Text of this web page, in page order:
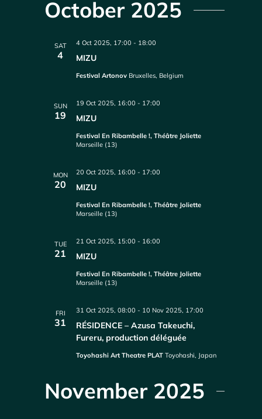
October 2025
SAT
4 MIZU
4 Oct 2025, 17:00 - 18:00
Festival Artonov Bruxelles, Belgium
SUN
19 MIZU
19 Oct 2025, 16:00 - 17:00
Festival En Ribambelle !, Théâtre Joliette
Marseille (13)
MON
20 MIZU
20 Oct 2025, 16:00 - 17:00
Festival En Ribambelle !, Théâtre Joliette
Marseille (13)
TUE
21 MIZU
21 Oct 2025, 15:00 - 16:00
Festival En Ribambelle !, Théâtre Joliette
Marseille (13)
FRI
31
RÉSIDENCE – Azusa Takeuchi,
Fureru, production déléguée
31 Oct 2025, 08:00 - 10 Nov 2025, 17:00
Toyohashi Art Theatre PLATToyohashi, Japan
November 2025